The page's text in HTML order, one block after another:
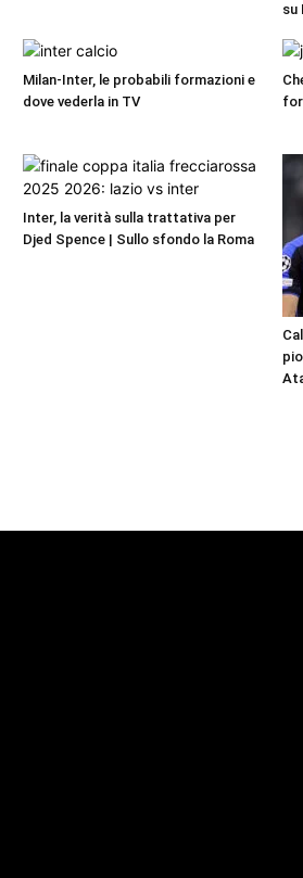
su
Milan-Inter, le probabili formazioni e
dove vederla in TV
Inter, la verità sulla trattativa per
Djed Spence | Sullo sfondo la Roma